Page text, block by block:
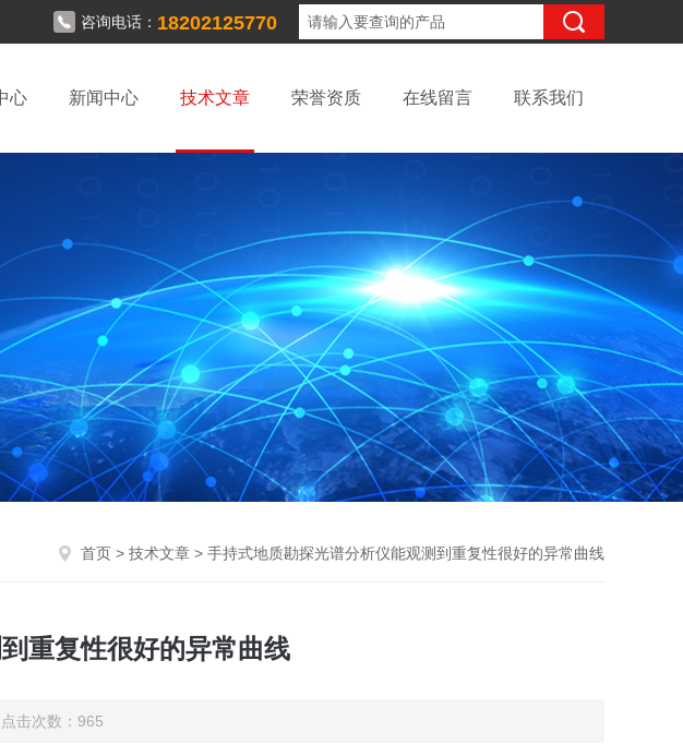
咨询电话： 18202125770
心 新闻中心 技术文章 荣誉资质 在线留言 联系我们
首页 > 技术文章 > 手持式地质勘探光谱分析仪能观测到重复性很好的异常曲线
重复性很好的异常曲线
击次数：965